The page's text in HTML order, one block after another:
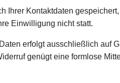
Kontaktdaten
Einwilligung nicht statt.
erfolgt ausschließlich auf
genügt eine formlose